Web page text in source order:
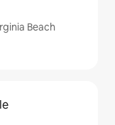
Beach